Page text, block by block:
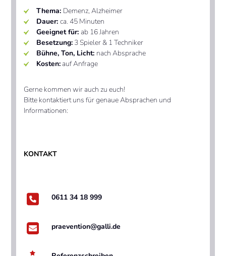
Thema: Demenz, Alzheimer
Dauer:ca. 45 Minuten
Geeignet für: ab 16 Jahren
Besetzung: 3 Spieler & 1 Techniker
Bühne,Ton, Licht: nach Absprache
Kosten: auf Anfrage
Gerne kommen wir auch zu euch!
Bitte kontaktiert uns für genaue Absprachen und
Informationen:
KONTAKT
0611 34 18 999
praevention@galli.de